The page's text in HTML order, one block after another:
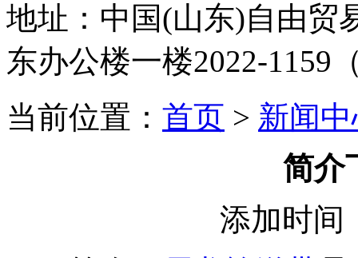
地址： 中国(山东)自由贸
东办公楼一楼2022-1159
当前位置： 首页 > 新闻
简介
添加时间